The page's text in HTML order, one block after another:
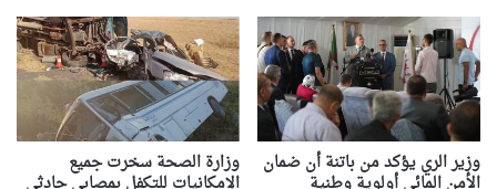
ا
د
ح
ل
و
ل
لوزير الري يؤكد من باتنة أن ضمان وزارة الصحة سخرت جميع